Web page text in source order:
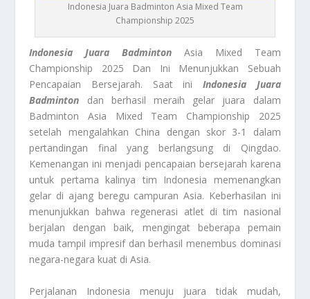
Indonesia Juara Badminton Asia Mixed Team
Championship 2025
Indonesia Juara Badminton Asia Mixed Team
Championship 2025 Dan Ini Menunjukkan Sebuah
Pencapaian Bersejarah. Saat ini Indonesia Juara
Badminton dan berhasil meraih gelar juara dalam
Badminton Asia Mixed Team Championship 2025
setelah mengalahkan China dengan skor 3-1 dalam
pertandingan final yang berlangsung di Qingdao.
Kemenangan ini menjadi pencapaian bersejarah karena
untuk pertama kalinya tim Indonesia memenangkan
gelar di ajang beregu campuran Asia. Keberhasilan ini
menunjukkan bahwa regenerasi atlet di tim nasional
berjalan dengan baik, mengingat beberapa pemain
muda tampil impresif dan berhasil menembus dominasi
negara-negara kuat di Asia.
Perjalanan Indonesia menuju juara tidak mudah,